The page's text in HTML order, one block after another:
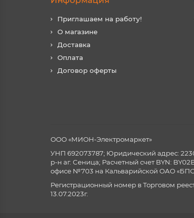
Приглашаем на работу!
О магазине
Доставка
Оплата
Договор оферты
ООО «МИОН-Электромаркет»
УНП 692073787; Юридический адрес:
р-н аг. Сеница; Расчетный счет BYN:
офисе №703 на Кальварийской ОАО
Регистрационный номер в Торговом
13.07.2023г.